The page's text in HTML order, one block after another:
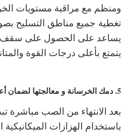
ومنظم مع مراقبة مستويات
تغطية جميع مناطق التسليح
يساعد على الحصول على سقف
يتمتع بأعلى درجات القوة
5. دمك الخرسانة و معالجتها لضمان أعلى مقاومة
بعد الانتهاء من الصب مباشرة
باستخدام الهزازات الميكانيكية